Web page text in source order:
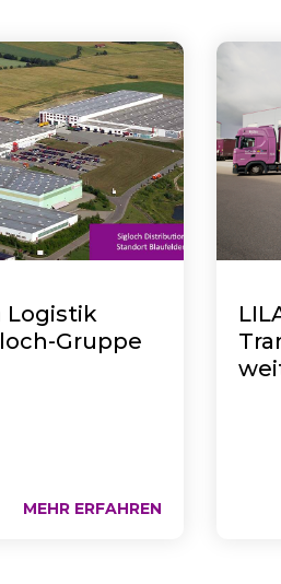
Logistik
Gruppe
MEHR ERFAHREN